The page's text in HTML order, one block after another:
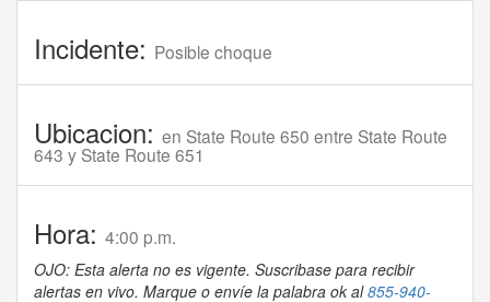
Incidente: Posible choque
Ubicacion: en State Route 650 entre State Route
643 y State Route 651
Hora: 4:00 p.m.
OJO: Esta alerta no es vigente. Suscribase para recibir
alertas en vivo. Marque o envíe la palabra ok al855-940-